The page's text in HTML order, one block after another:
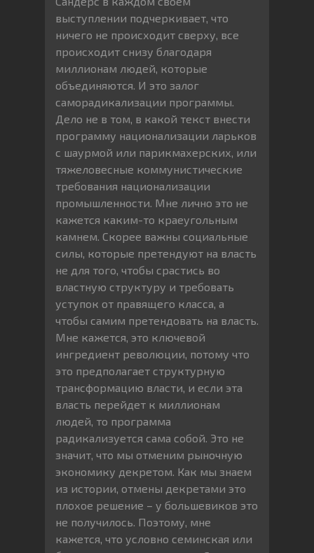
выступлении подчеркивает, что
ничего не происходит сверху, все
происходит снизу благодаря
миллионам людей, которые
объединяются. И это залог
саморадикализации программы.
Дело не в том, в какой текст внести
программу национализации ларьков
с шаурмой или парикмахерских, или
тяжеловесные коммунистические
требования национализации
промышленности. Мне лично это не
кажется каким-то краеугольным
камнем. Скорее важны социальные
силы, которые претендуют на власть
не для того, чтобы срастись во
властную структуру и требовать
уступок от правящего класса, а
чтобы самим претендовать на власть.
Мне кажется, это ключевой
ингредиент революции, потому что
это предполагает структурную
трансформацию власти, и если эта
власть перейдет к миллионам
людей, то программа
радикализуется сама собой. Это не
значит, что мы отменим рыночную
экономику декретом. Как мы знаем
из истории, отмены декретами это
плохое решение – у большевиков это
не получилось. Поэтому, мне
кажется, что условно семинская или